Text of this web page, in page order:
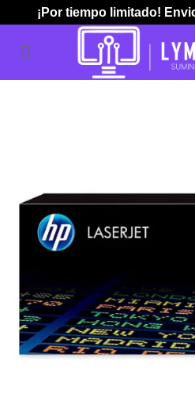
to
content
¡Por tiempo limitado!